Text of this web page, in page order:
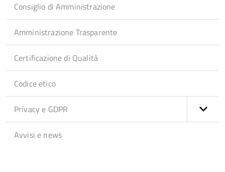
Consiglio di Amministrazione
Amministrazione Trasparente
Certificazione di Qualità
Codice etico
Privacy e GDPR
Avvisi e news